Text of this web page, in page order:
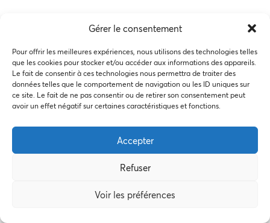
Gérer le consentement
Pour offrir les meilleures expériences, nous utilisons des technologies telles
que les cookies pour stocker et/ou accéder aux informations des appareils.
Le fait de consentir à ces technologies nous permettra de traiter des
données telles que le comportement de navigation ou les ID uniques sur
ce site. Le fait de ne pas consentir ou de retirer son consentement peut
avoir un effet négatif sur certaines caractéristiques et fonctions.
Accepter
Refuser
Voir les préférences
Ce site utilise des cookies pour les statistiques et pour
politique de confidentialité
Accepter
Refuser
Préférences des cookies
COPYRIGHT @ 2026 - INVEST IN BORDEAUX - 32 Allées d'Orléans
33000 Bordeaux